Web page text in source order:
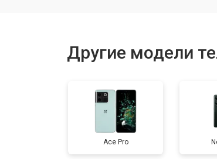
Замена задней крышки
Замена дисплея (экрана)
Другие модели
Ace Pro